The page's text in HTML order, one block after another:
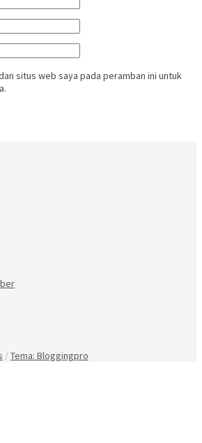
situs web saya pada peramban ini untuk
/Tema: Bloggingpro